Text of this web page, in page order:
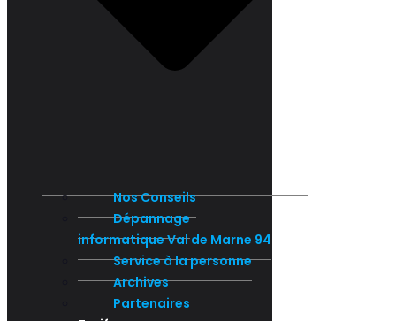
Nos Conseils
Dépannage
informatique Val de Marne 94
Service à la personne
Archives
Partenaires